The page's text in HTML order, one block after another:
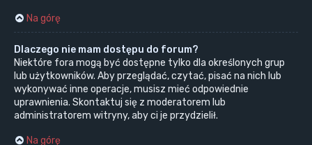
Na górę
Dlaczego nie mam dostępu do forum?
Niektóre fora mogą być dostępne tylko dla określonych grup
lub użytkowników. Aby przeglądać, czytać, pisać na nich lub
wykonywać inne operacje, musisz mieć odpowiednie
uprawnienia. Skontaktuj się z moderatorem lub
administratorem witryny, aby ci je przydzielił.
Na górę